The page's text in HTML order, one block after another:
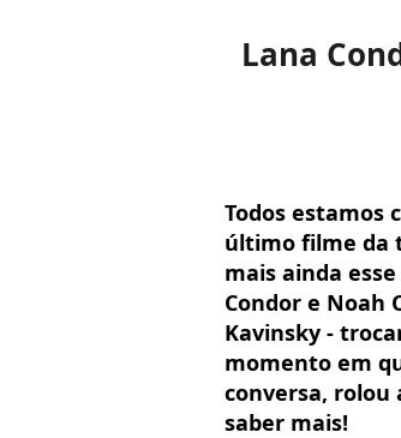
Lana
Todos estamos
último filme da
mais ainda
Condor e Noah
Kavinsky -
momento em
conversa, rolou
saber mais!